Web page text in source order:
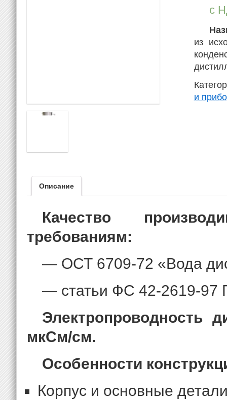
с
из
и
Описание
Качество
требованиям:
— ОСТ 6709-72 «Вода
— статьи ФС 42-2619-97
Электропроводность
мкСм/см.
Особенности
Корпус и основные